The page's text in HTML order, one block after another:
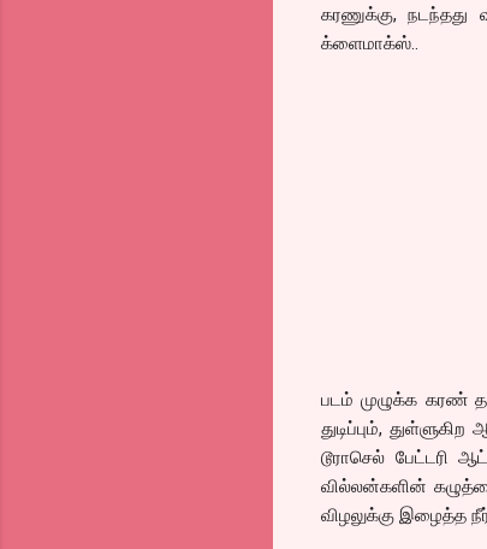
கரணுக்கு,
க்ளைமாக்ஸ்..
படம் முழுக்க கரண்
துடிப்பும்,
டூராசெல்
வில்லன்களின்
விழலுக்கு இழைத்த